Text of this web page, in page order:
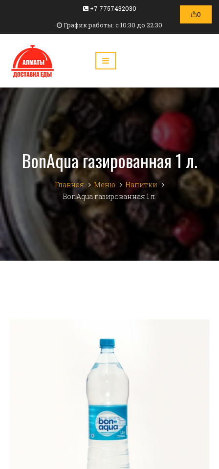
+7 7757432030
График работы: c 10:30 до 22:30
0
BonAqua газированная 1 л.
Главная Меню
Напитки
BonAqua газированная 1 л.